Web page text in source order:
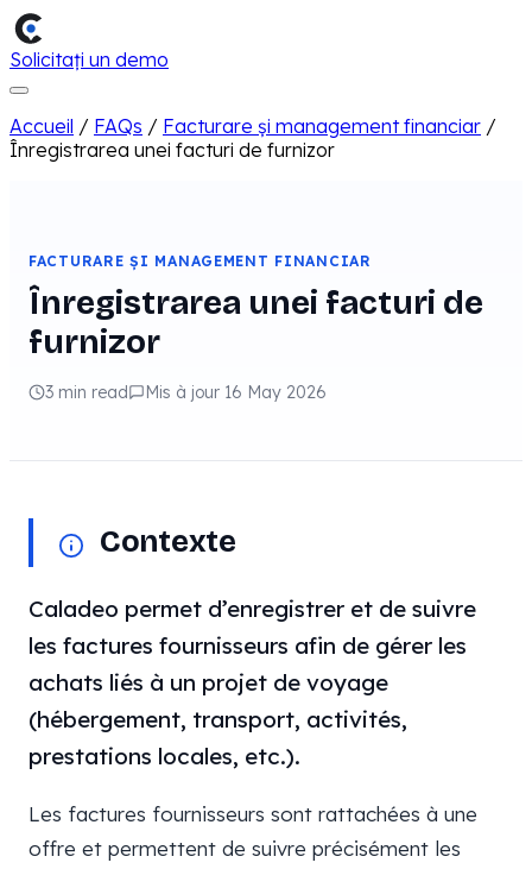
Solicitați un demo
Accueil / FAQs / Facturare și management financiar /
Înregistrarea unei facturi de furnizor
FACTURARE ȘI MANAGEMENT FINANCIAR
Înregistrarea unei facturi de
furnizor
3 min read Mis à jour 16 May 2026
Contexte
Caladeo permet d’enregistrer et de suivre
les factures fournisseurs afin de gérer les
achats liés à un projet de voyage
(hébergement, transport, activités,
prestations locales, etc.).
Les factures fournisseurs sont rattachées à une
offre et permettent de suivre précisément les